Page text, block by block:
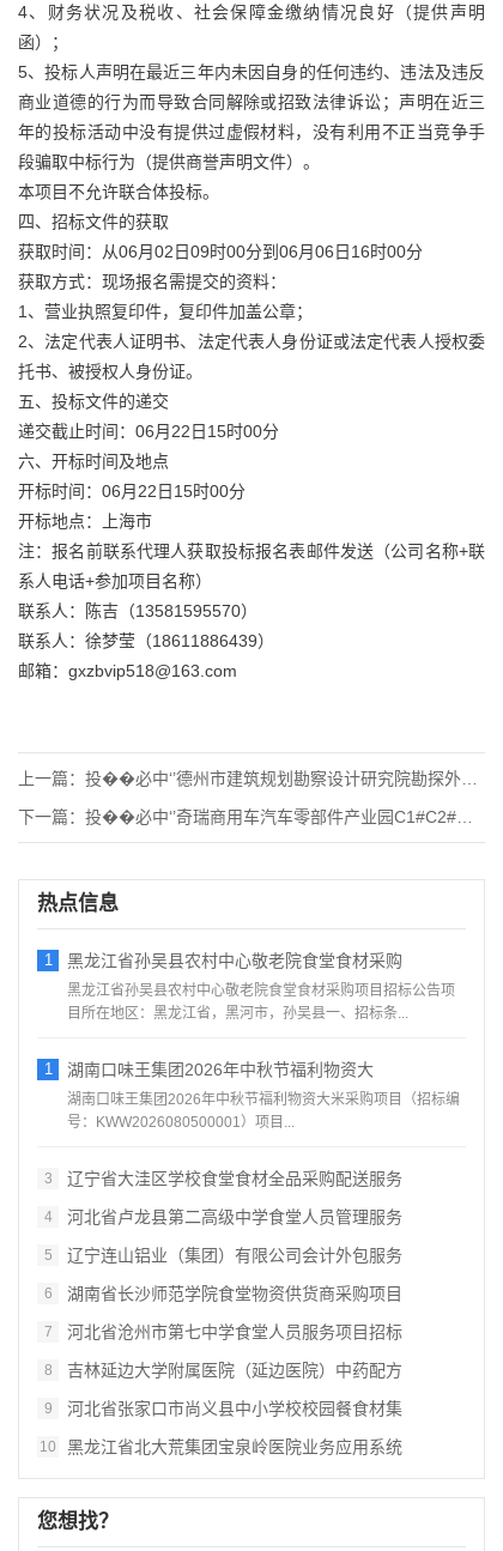
4、财务状况及税收、社会保障金缴纳情况良好（提供声明
函）；
5、投标人声明在最近三年内未因自身的任何违约、违法及违反
商业道德的行为而导致合同解除或招致法律诉讼；声明在近三
年的投标活动中没有提供过虚假材料，没有利用不正当竞争手
段骗取中标行为（提供商誉声明文件）。
本项目不允许联合体投标。
四、招标文件的获取
获取时间：从06月02日09时00分到06月06日16时00分
获取方式：现场报名需提交的资料：
1、营业执照复印件，复印件加盖公章；
2、法定代表人证明书、法定代表人身份证或法定代表人授权委
托书、被授权人身份证。
五、投标文件的递交
递交截止时间：06月22日15时00分
六、开标时间及地点
开标时间：06月22日15时00分
开标地点：上海市
注：报名前联系代理人获取投标报名表邮件发送（公司名称+联
系人电话+参加项目名称）
联系人：陈吉（13581595570）
联系人：徐梦莹（18611886439）
邮箱：gxzbvip518@163.com
上一篇： 投��必中‘’德州市建筑规划勘察设计研究院勘探外业分包及岩土
下一篇： 投��必中‘’奇瑞商用车汽车零部件产业园C1#C2#土石方工
热点信息
1 黑龙江省孙吴县农村中心敬老院食堂食材采购
黑龙江省孙吴县农村中心敬老院食堂食材采购项目招标公告项
目所在地区：黑龙江省，黑河市，孙吴县一、招标条...
1 湖南口味王集团2026年中秋节福利物资大
湖南口味王集团2026年中秋节福利物资大米采购项目（招标编
号：KWW2026080500001）项目...
3 辽宁省大洼区学校食堂食材全品采购配送服务
4 河北省卢龙县第二高级中学食堂人员管理服务
5 辽宁连山铝业（集团）有限公司会计外包服务
6 湖南省长沙师范学院食堂物资供货商采购项目
7 河北省沧州市第七中学食堂人员服务项目招标
8 吉林延边大学附属医院（延边医院）中药配方
9 河北省张家口市尚义县中小学校校园餐食材集
10 黑龙江省北大荒集团宝泉岭医院业务应用系统
您想找？